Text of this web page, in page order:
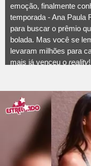
emoção, finalmente
temporada - Ana Paula
para buscar o prêmio
bolada. Mas você se
levaram milhões para
mais já venceu o reality!